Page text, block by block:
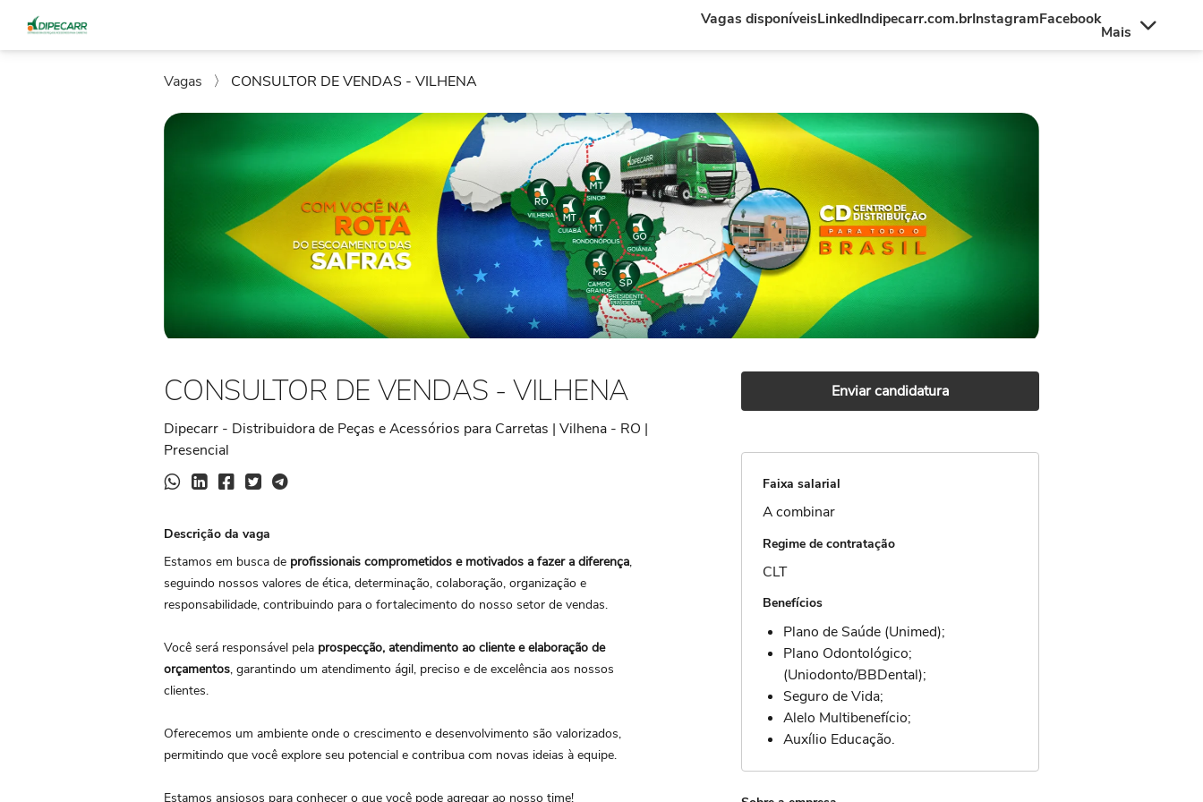
Vagas disponíveisLinkedIndipecarr.com.brInstagramFacebook
Mais
Vagas 〉 CONSULTOR DE VENDAS - VILHENA
CONSULTOR DE VENDAS - VILHENA
Dipecarr - Distribuidora de Peças e Acessórios para Carretas | Vilhena - RO |
Presencial
Descrição da vaga
Estamos em busca de profissionais comprometidos e motivados a fazer a diferença,
seguindo nossos valores de ética, determinação, colaboração, organização e
responsabilidade, contribuindo para o fortalecimento do nosso setor de vendas.
Você será responsável pela prospecção, atendimento ao cliente eelaboração de
orçamentos, garantindo um atendimento ágil, preciso e de excelência aos nossos
clientes.
Oferecemos um ambiente onde o crescimento e desenvolvimento são valorizados,
permitindo que você explore seu potencial e contribua com novas ideias à equipe.
Estamos ansiosos para conhecer o que você pode agregar ao nosso time!
Enviar candidatura
Faixa salarial
A combinar
Regime de contratação
CLT
Benefícios
Plano de Saúde (Unimed);
Plano Odontológico;
(Uniodonto/BBDental);
Seguro de Vida;
Alelo Multibenefício;
Auxílio Educação.